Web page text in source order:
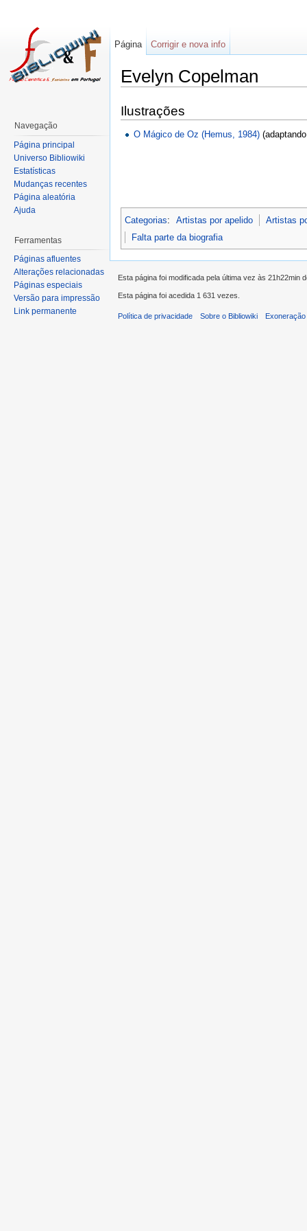
Evelyn Copelman
Ilustrações
O Mágico de Oz (Hemus, 1984)
Categorias: Artistas por apelido
Artistas
Falta parte da biografia
Página Corrigir e nova info
Navegação
Página principal
Universo Bibliowiki
Estatísticas
Mudanças recentes
Página aleatória
Ajuda
Ferramentas
Páginas afluentes
Alterações relacionadas
Páginas especiais
Versão para impressão
Link permanente
Esta página foi modificada pela última vez às 21h22min
Esta página foi acedida 1 631 vezes.
Política de privacidade Sobre o Bibliowiki